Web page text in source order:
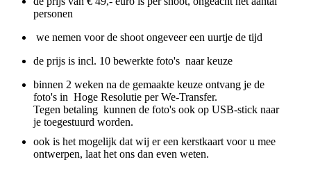
personen
we nemen voor de shoot ongeveer een uurtje de tijd
de prijs is incl. 10 bewerkte foto's naar keuze
binnen 2 weken na de gemaakte keuze ontvang je de
foto's in Hoge Resolutie per We-Transfer.
Tegen betaling kunnen de foto's ook op USB-stick naar
je toegestuurd worden.
ook is het mogelijk dat wij er een kerstkaart voor u mee
ontwerpen, laat het ons dan even weten.